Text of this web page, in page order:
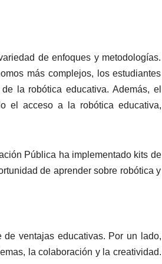
de enfoques y metodologías.
más complejos, los estudiantes
la robótica educativa. Además, el
el acceso a la robótica educativa,
Pública ha implementado kits de
de aprender sobre robótica y
ventajas educativas. Por un lado,
la colaboración y la creatividad.